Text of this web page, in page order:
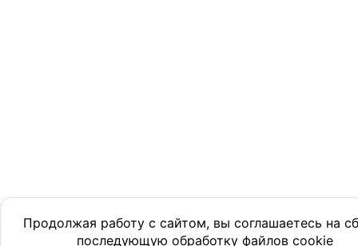
Продолжая работу с сайтом, вы соглашаетесь на
последующую обработку файлов cookie